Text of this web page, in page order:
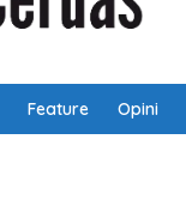
Feature Opini